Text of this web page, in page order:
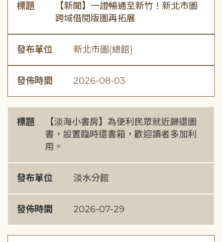
標題
【新聞】一證暢通至新竹！新北市圖
跨域借閱版圖再拓展
發布單位 新北市圖(總館)
發佈時間 2026-08-03
標題
【淡海小書房】為便利民眾就近歸還圖
書，設置臨時還書箱，歡迎讀者多加利
用。
發布單位 淡水分館
發佈時間 2026-07-29